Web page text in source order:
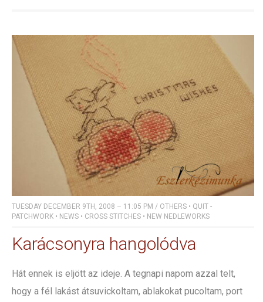
TUESDAY DECEMBER 9TH, 2008 – 11:05 PM / OTHERS • QUIT -
PATCHWORK • NEWS • CROSS STITCHES • NEW NEDLEWORKS
Karácsonyra hangolódva
Hát ennek is eljött az ideje. A tegnapi napom azzal telt,
hogy a fél lakást átsuvickoltam, ablakokat pucoltam, port